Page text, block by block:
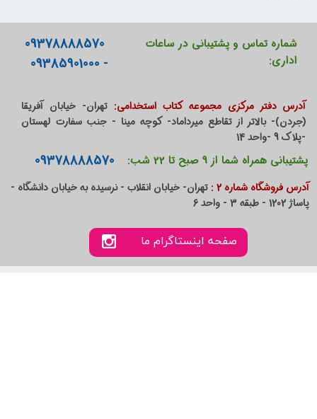
شماره تماس و پشتیبانی در ساعات
اداری:
09378888570
- 09385901000
آدرس دفتر مرکزی مجموعه کتاب استخدامی: تهران- خیابان آفریقا
(جردن)- بالاتر از تقاطع میرداماد- کوچه مینا - جنب سفارت لهستان
-پلاک 9 -واحد 14
صفحه اینستاگرام ما
پشتیبانی همراه شما از 9 صبح تا 22 شب: 09378888570
آدرس فروشگاه شماره 2 :
تهران- خیابان انقلاب - نرسیده به خیابان دانشگاه -
پاساژ 1202 - طبقه 3 - واحد 6